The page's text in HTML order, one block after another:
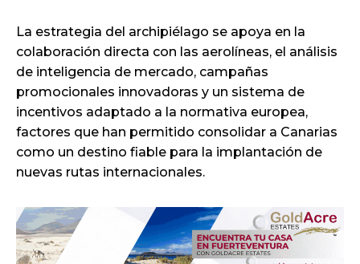
La estrategia del archipiélago se apoya en la
colaboración directa con las aerolíneas, el análisis
de inteligencia de mercado, campañas
promocionales innovadoras y un sistema de
incentivos adaptado a la normativa europea,
factores que han permitido consolidar a Canarias
como un destino fiable para la implantación de
nuevas rutas internacionales.